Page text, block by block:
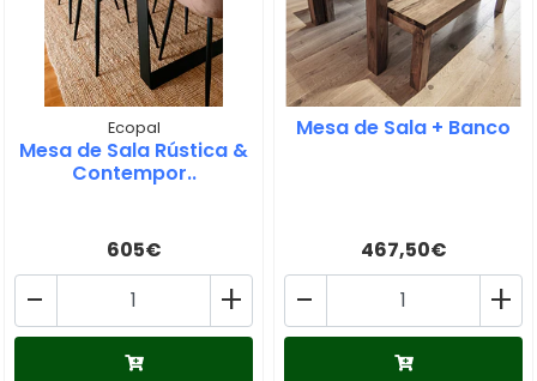
Ecopal
Mesa de Sala Rústica &
Contempor..
605€
+
-
Mesa de Sala + Banco
467,50€
+
-